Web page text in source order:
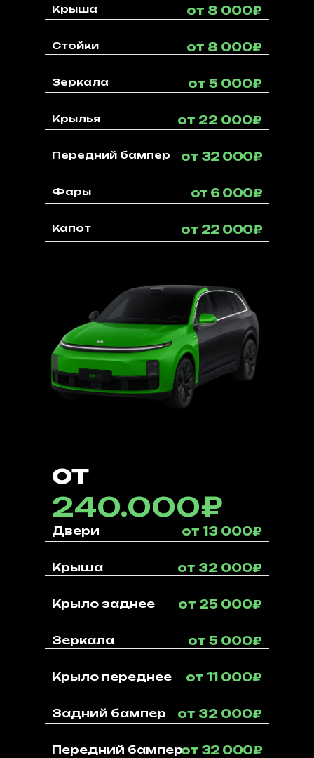
Крыша от 8 000₽
Стойки от 8 000₽
Зеркала от 5 000₽
Крылья от 22 000₽
Передний бампер от 32 000₽
Фары от 6 000₽
Капот от 22 000₽
Двери от 13 000₽
Крыша от 32 000₽
Крыло заднее от 25 000₽
Зеркала от 5 000₽
Крыло переднее от 11 000₽
Задний бампер от 32 000₽
Передний бамперот 32 000₽
от
240.000₽